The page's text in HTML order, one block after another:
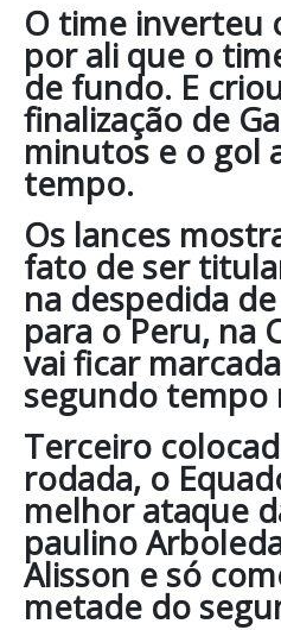
O time inverteu
por ali que o
de fundo. E
finalização de
minutos e o gol
tempo.
Os lances
fato de ser
na despedida
para o Peru, na
vai ficar
segundo tempo
Terceiro
rodada, o
melhor ataque
paulino
Alisson e só
metade do